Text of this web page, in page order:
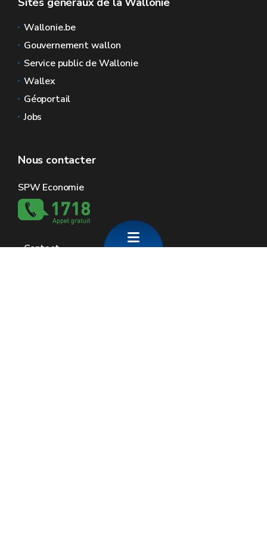
Wallonie.be
Gouvernement wallon
Service public de Wallonie
Wallex
Géoportail
Jobs
Nous contacter
SPW Economie
Contact